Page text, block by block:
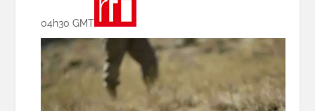
04h30 GMT